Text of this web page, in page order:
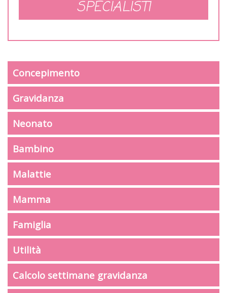
SPECIALISTI
Concepimento
Gravidanza
Neonato
Bambino
Malattie
Mamma
Famiglia
Utilità
Calcolo settimane gravidanza